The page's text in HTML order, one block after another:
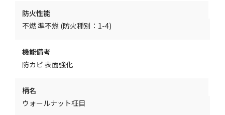
防火性能
不燃 準不燃 (防火種別：1-4)
機能備考
防カビ 表面強化
柄名
ウォールナット柾目